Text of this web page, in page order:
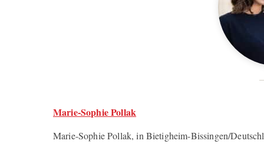
Marie-Sophie Pollak
Marie-Sophie Pollak, in Bietigheim-Bissingen/